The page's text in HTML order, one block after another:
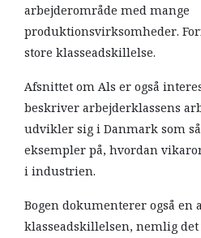
arbejderområde med mange
produktionsvirksomheder.
store klasseadskillelse.
Afsnittet om Als er også
beskriver arbejderklassens
udvikler sig i Danmark som
eksempler på, hvordan
i industrien.
Bogen dokumenterer også en
klasseadskillelsen, nemlig